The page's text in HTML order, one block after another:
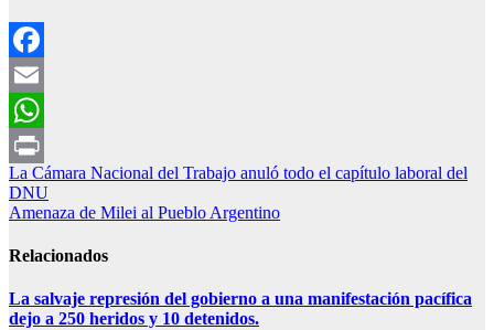
Facebook
Email
WhatsApp
Print
Navegación
de
La Cámara Nacional del Trabajo anuló todo el capítulo laboral del
DNU
Amenaza de Milei al Pueblo Argentino
Relacionados
La salvaje represión del gobierno a una manifestación pacífica
dejo a 250 heridos y 10 detenidos.